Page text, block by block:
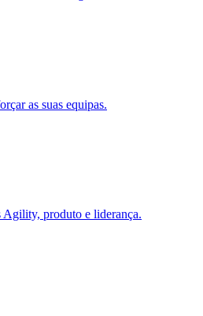
as suas equipas.
Agility, produto e liderança.